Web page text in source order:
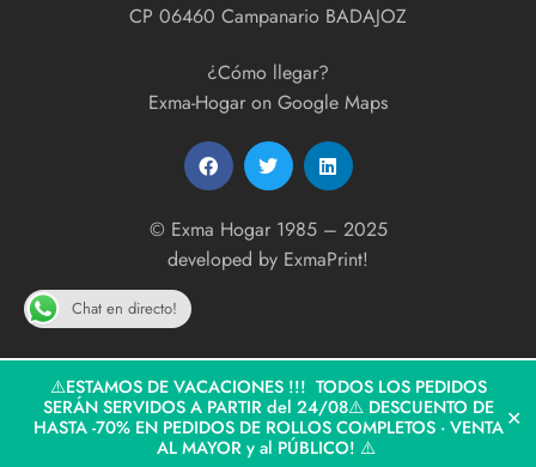
⚠️ESTAMOS DE VACACIONES !!! TODOS LOS PEDIDOS
SERÁN SERVIDOS A PARTIR del 24/08⚠️ DESCUENTO DE
HASTA -70% EN PEDIDOS DE ROLLOS COMPLETOS · VENTA
AL MAYOR y al PÚBLICO! ⚠️
✕
CP 06460 Campanario BADAJOZ
¿Cómo llegar?
Exma-Hogar on Google Maps
© Exma Hogar 1985 – 2025
developed by ExmaPrint!
Chat en directo!